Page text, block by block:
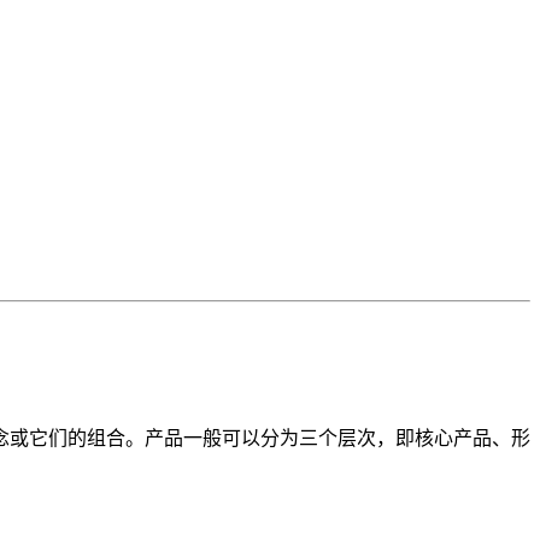
它们的组合。产品一般可以分为三个层次，即核心产品、形